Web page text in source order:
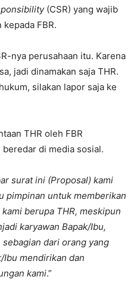
(CSR) yang wajib
FBR.
nya perusahaan itu. Karena
jadi dinamakan saja THR.
silakan lapor saja ke
THR oleh FBR
di media sosial.
surat ini (Proposal) kami
pimpinan untuk memberikan
berupa THR, meskipun
karyawan Bapak/Ibu,
dari orang yang
Ibu mendirikan dan
kami.”